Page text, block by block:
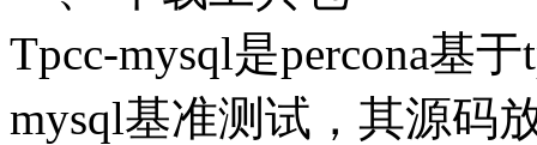
Tpcc-mysql是percona基
mysql基准测试，其源码